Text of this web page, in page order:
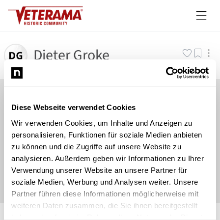
Diese Webseite verwendet Cookies
Wir verwenden Cookies, um Inhalte und Anzeigen zu
personalisieren, Funktionen für soziale Medien anbieten
zu können und die Zugriffe auf unsere Website zu
analysieren. Außerdem geben wir Informationen zu Ihrer
Verwendung unserer Website an unsere Partner für
soziale Medien, Werbung und Analysen weiter. Unsere
Partner führen diese Informationen möglicherweise mit
weiteren Daten zusammen, die Sie ihnen bereitgestellt
Dieter Groke
©Newsload /System